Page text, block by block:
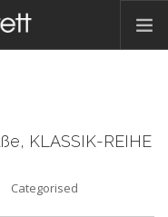
KLASSIK-REIHE
Categorised